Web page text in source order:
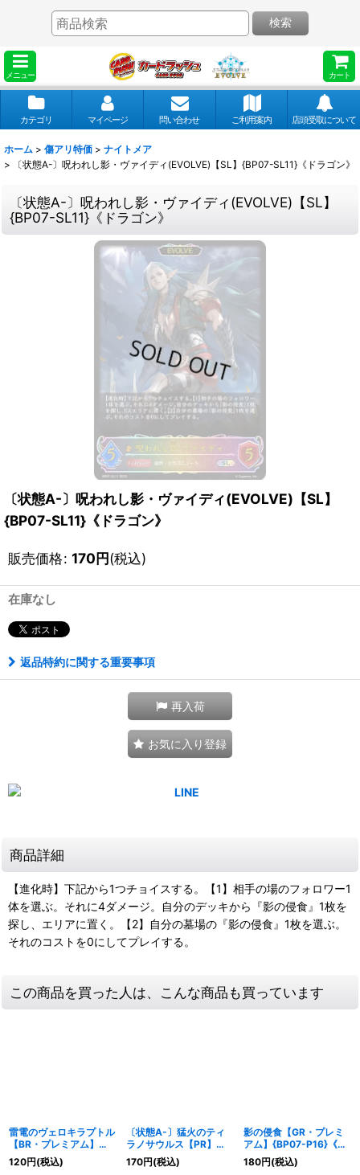
メニュー カート
検索
カテゴリ マイページ 問い合わせ ご利用案内 店頭受取について
ホーム > 傷アリ特価 > ナイトメア
>
〔状態A-〕呪われし影・ヴァイディ(EVOLVE)【SL】{BP07-SL11}《ドラゴン》
〔状態A-〕呪われし影・ヴァイディ(EVOLVE)【SL】
{BP07-SL11}《ドラゴン》
〔状態A-〕呪われし影・ヴァイディ(EVOLVE)【SL】
{BP07-SL11}《ドラゴン》
販売価格: 170円(税込)
在庫なし
返品特約に関する重要事項
再入荷
お気に入り登録
商品詳細
【進化時】下記から1つチョイスする。【1】相手の場のフォロワー1
体を選ぶ。それに4ダメージ。自分のデッキから『影の侵食』1枚を
探し、エリアに置く。【2】自分の墓場の『影の侵食』1枚を選ぶ。
それのコストを0にしてプレイする。
この商品を買った人は、こんな商品も買っています
雷電のヴェロキラプトル
【BR・プレミアム】
{BP07-P19}《ドラゴ
ン》
120円(税込)
〔状態A-〕猛火のティ
ラノサウルス【PR】
{PR-334}《ドラゴン》
170円(税込)
影の侵食【GR・プレミ
アム】{BP07-P16}《ド
ラゴン》
180円(税込)